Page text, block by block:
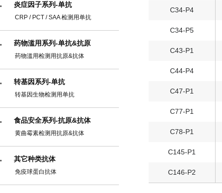
炎症因子系列-单抗
CRP / PCT / SAA 检测用单抗
药物滥用系列-单抗&抗原
药物滥用检测用抗原&抗体
转基因系列-单抗
转基因生物检测用单抗
食品安全系列-抗原&抗体
黄曲霉素检测用抗原&抗体
其它种类抗体
免疫球蛋白抗体
C34-P4
C34-P5
C43-P1
C44-P4
C47-P1
C77-P1
C78-P1
C145-P1
C146-P2